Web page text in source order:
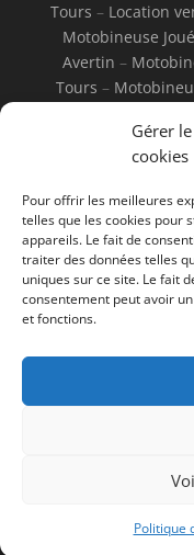
Gérer
cookies
Pour offrir les meilleures
telles que les cookies pour
appareils. Le fait de
traiter des données telles
uniques sur ce site. Le fait
consentement peut avoir
et fonctions.
Politique
Tours – Location
Motobineuse
Avertin –
Tours –
Tondeuse
thermique Tours
électrique
Montbazon–
© Jamin